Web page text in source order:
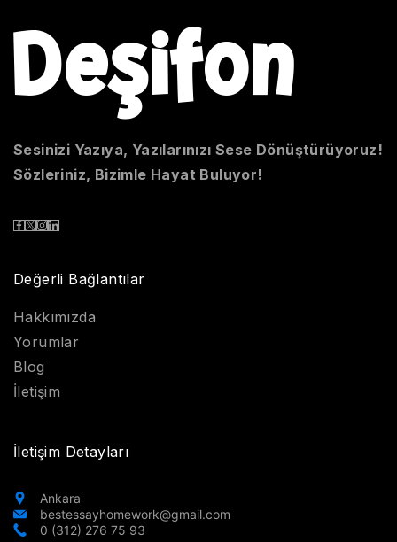
Sesinizi Yazıya, Yazılarınızı Sese Dönüştürüyoruz!
Sözleriniz, Bizimle Hayat Buluyor!
Değerli Bağlantılar
Hakkımızda
Yorumlar
Blog
İletişim
İletişim Detayları
Ankara
bestessayhomework@gmail.com
0 (312) 276 75 93